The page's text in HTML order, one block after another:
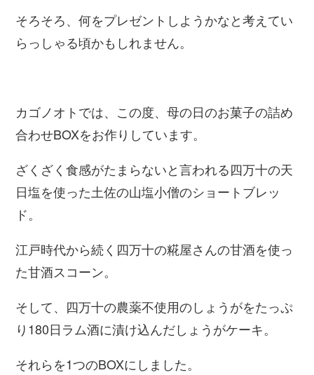
そろそろ、何をプレゼントしようかなと考えてい
らっしゃる頃かもしれません。
カゴノオトでは、この度、母の日のお菓子の詰め
合わせBOXをお作りしています。
ざくざく食感がたまらないと言われる四万十の天
日塩を使った土佐の山塩小僧のショートブレッ
ド。
江戸時代から続く四万十の糀屋さんの甘酒を使っ
た甘酒スコーン。
そして、四万十の農薬不使用のしょうがをたっぷ
り180日ラム酒に漬け込んだしょうがケーキ。
それらを1つのBOXにしました。